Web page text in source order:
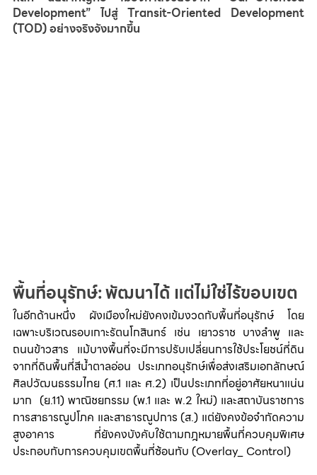
Development” ไปสู่ Transit-Oriented Development
(TOD) อย่างจริงจังมากขึ้น
พื้นที่อนุรักษ์: พัฒนาได้ แต่ไม่ใช่ไร้ขอบเขต
ในอีกด้านหนึ่ง ผังเมืองใหม่ยังคงเข้มงวดกับพื้นที่อนุรักษ์ โดย
เฉพาะบริเวณรอบเกาะรัตนโกสินทร์ เช่น เยาวราช บางลำพู และ
ถนนข้าวสาร แม้บางพื้นที่จะมีการปรับเปลี่ยนการใช้ประโยชน์ที่ดิน
จากที่ดินพื้นที่สีน้ำตาลอ่อน ประเภทอนุรักษ์เพื่อส่งเสริมเอกลักษณ์
ศิลปวัฒนธรรมไทย (ศ.1 และ ศ.2) เป็นประเภทที่อยู่อาศัยหนาแน่น
มาก  (ย.11) พาณิชยกรรม (พ.1 และ พ.2 ใหม่) และสถาบันราชการ
การสาธารณูปโภค และสาธารณูปการ (ส.) แต่ยังคงข้อจำกัดความ
ประกอบกับการควบคุมเขตพื้นที่ซ้อนทับ (Overlay_ Control)